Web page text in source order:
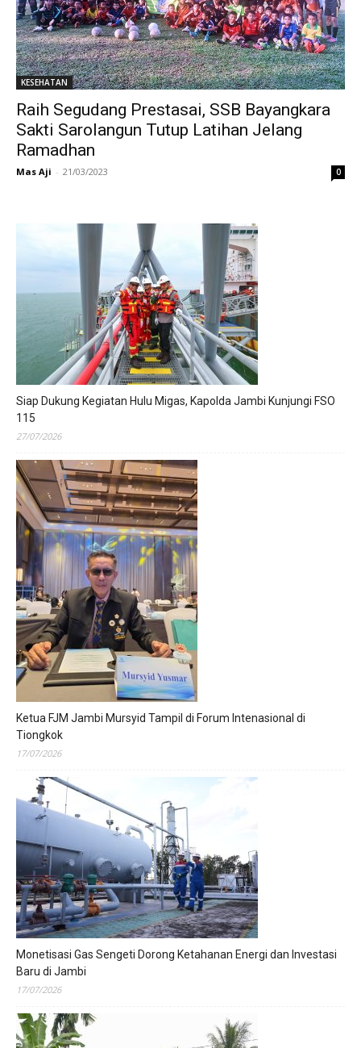
KESEHATAN
Raih Segudang Prestasai, SSB Bayangkara
Sakti Sarolangun Tutup Latihan Jelang
Ramadhan
Mas Aji - 21/03/2023 0
Siap Dukung Kegiatan Hulu Migas, Kapolda Jambi Kunjungi FSO
115
27/07/2026
Ketua FJM Jambi Mursyid Tampil di Forum Intenasional di
Tiongkok
17/07/2026
Monetisasi Gas Sengeti Dorong Ketahanan Energi dan Investasi
Baru di Jambi
17/07/2026